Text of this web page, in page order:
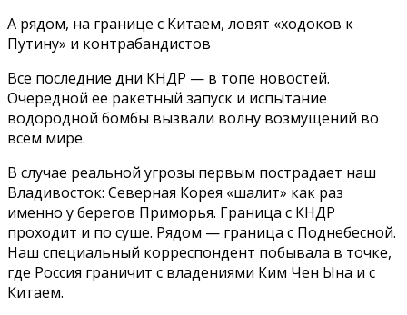
А рядом, на границе с Китаем, ловят «ходоков к
Путину» и контрабандистов
Все последние дни КНДР — в топе новостей.
Очередной ее ракетный запуск и испытание
водородной бомбы вызвали волну возмущений во
всем мире.
В случае реальной угрозы первым пострадает наш
Владивосток: Северная Корея «шалит» как раз
именно у берегов Приморья. Граница с КНДР
проходит и по суше. Рядом — граница с Поднебесной.
Наш специальный корреспондент побывала в точке,
где Россия граничит с владениями Ким Чен Ына и с
Китаем.